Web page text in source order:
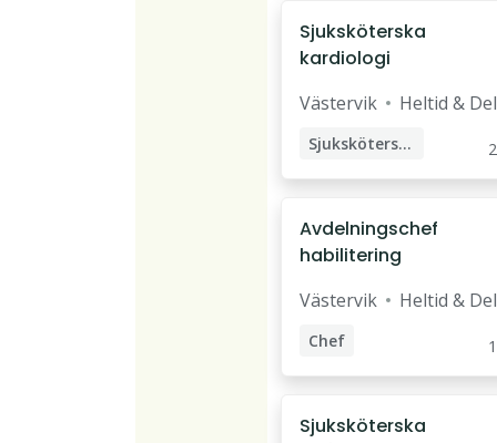
Sjuksköterska
kardiologi
Västervik Heltid &
Sjuksköterska
Avdelningschef
habilitering
Västervik Heltid &
Chef
Enhetschef
Avdelningschef
Sjuksköterska